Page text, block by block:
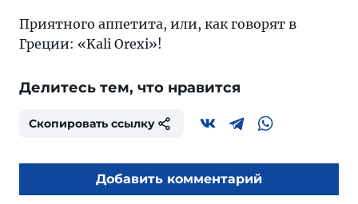
Приятного аппетита, или, как говорят в
Греции: «Kali Orexi»!
Делитесь тем, что нравится
Скопировать ссылку
Добавить комментарий